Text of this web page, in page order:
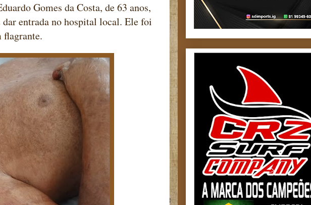
Gomes da Costa, de 63 anos,
dar entrada no hospital local. Ele foi
flagrante.